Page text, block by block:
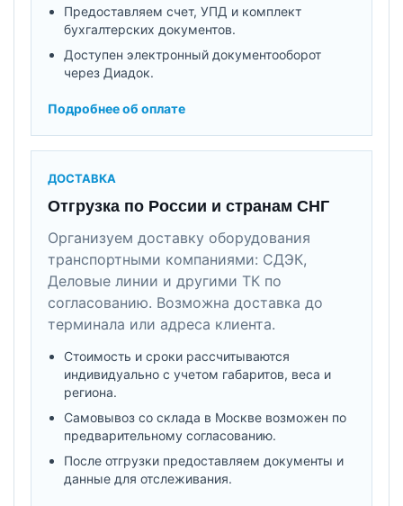
Предоставляем счет, УПД и комплект
бухгалтерских документов.
Доступен электронный документооборот
через Диадок.
Подробнее об оплате
ДОСТАВКА
Отгрузка по России и странам СНГ
Организуем доставку оборудования
транспортными компаниями: СДЭК,
Деловые линии и другими ТК по
согласованию. Возможна доставка до
терминала или адреса клиента.
Стоимость и сроки рассчитываются
индивидуально с учетом габаритов, веса и
региона.
Самовывоз со склада в Москве возможен по
предварительному согласованию.
После отгрузки предоставляем документы и
данные для отслеживания.